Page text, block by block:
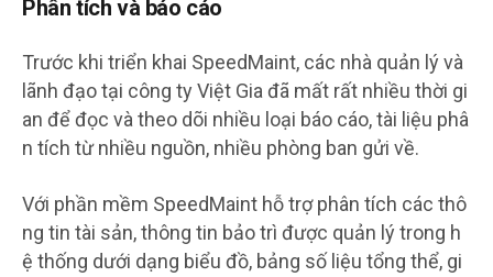
Phân tích và báo cáo
Trước khi triển khai SpeedMaint, các nhà quản lý và
lãnh đạo tại công ty Việt Gia đã mất rất nhiều thời gi
an để đọc và theo dõi nhiều loại báo cáo, tài liệu phâ
n tích từ nhiều nguồn, nhiều phòng ban gửi về.
Với phần mềm SpeedMaint hỗ trợ phân tích các thô
ng tin tài sản, thông tin bảo trì được quản lý trong h
ệ thống dưới dạng biểu đồ, bảng số liệu tổng thể, gi